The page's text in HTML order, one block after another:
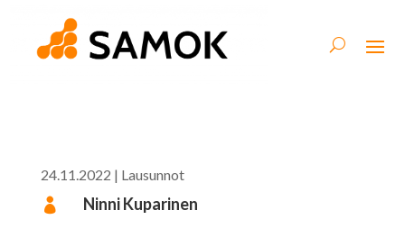
24.11.2022 | Lausunnot
 Ninni Kuparinen